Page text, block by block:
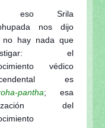
eso Srila
nos dijo
no hay nada que
el
védico
es
pantha; esa
del